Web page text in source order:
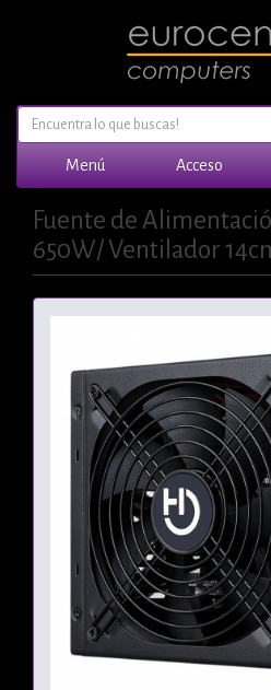
Menú Acceso
Fuente de
650W/ Ventilador